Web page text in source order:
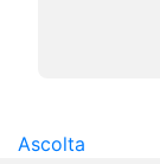
Ascolta